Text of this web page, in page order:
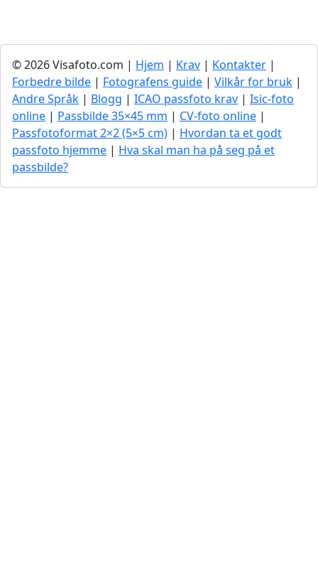
© 2026 Visafoto.com | Hjem | Krav | Kontakter |
Forbedre bilde | Fotografens guide | Vilkår for bruk |
Andre Språk | Blogg | ICAO passfoto krav | Isic-foto
online | Passbilde 35×45 mm | CV-foto online |
Passfotoformat 2×2 (5×5 cm) | Hvordan ta et godt
passfoto hjemme | Hva skal man ha på seg på et
passbilde?